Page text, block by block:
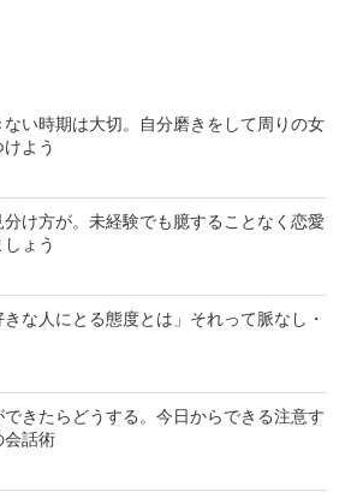
ない時期は大切。自分磨きをして周りの女
よう
け方が。未経験でも臆することなく恋愛
ょう
きな人にとる態度とは」それって脈なし・
きたらどうする。今日からできる注意す
会話術